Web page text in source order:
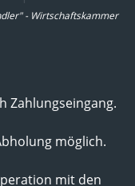
- Wirtschaftskammer
Zahlungseingang.
möglich.
mit den